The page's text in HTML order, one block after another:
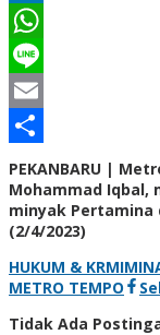
LinkedIn
WhatsApp
Line
Email
Share
PEKANBARU |
Mohammad Iqbal,
minyak Pertamina
(2/4/2023)
HUKUM &
METRO TEMPO
Tidak Ada